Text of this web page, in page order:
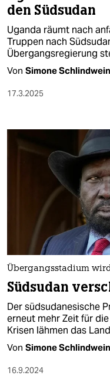
den Südsudan
Uganda räumt nach
Truppen nach
Übergangsregierung
Von Simone Schlindwein
17.3.2025
Übergangsstadium
Südsudan
Der südsudanesische
erneut mehr Zeit für
Krisen lähmen das
Von Simone Schlindwein
16.9.2024